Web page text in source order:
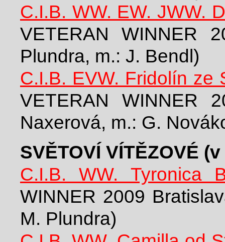
C.I.B. WW. EW. JWW.
VETERAN WINNER
Plundra, m.: J. Bendl)
C.I.B. EVW. Fridolín ze
VETERAN WINNER
Naxerová, m.: G.
SVĚTOVÍ VÍTĚZOVÉ
C.I.B. WW. Tyronica
WINNER 2009
M. Plundra)